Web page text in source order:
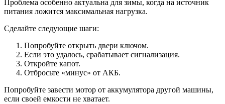
Проблема особенно актуальна для зимы, когда на источник
питания ложится максимальная нагрузка.
Сделайте следующие шаги:
Попробуйте открыть двери ключом.
Если это удалось, срабатывает сигнализация.
Откройте капот.
Отбросьте «минус» от АКБ.
Попробуйте завести мотор от аккумулятора другой машины,
если своей емкости не хватает.